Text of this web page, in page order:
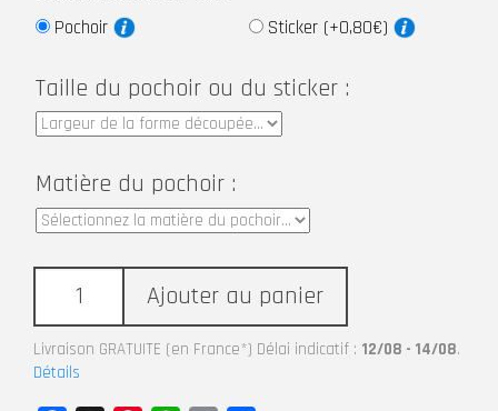
Pochoir Sticker (+0,80€)
Taille du pochoir ou du sticker :
Matière du pochoir :
Ajouter au panier
Livraison GRATUITE (en France*) Délai indicatif : 12/08 - 14/08.
Détails